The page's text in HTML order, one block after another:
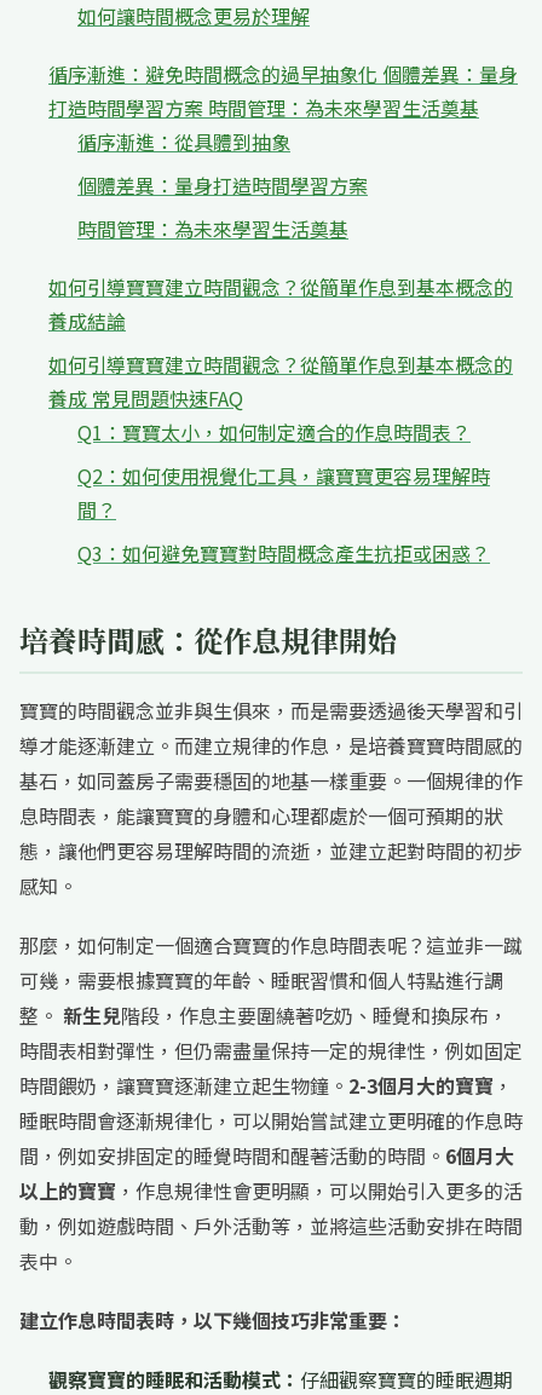
如何讓時間概念更易於理解
循序漸進：避免時間概念的過早抽象化 個體差異：量身
打造時間學習方案 時間管理：為未來學習生活奠基
循序漸進：從具體到抽象
個體差異：量身打造時間學習方案
時間管理：為未來學習生活奠基
如何引導寶寶建立時間觀念？從簡單作息到基本概念的
養成結論
如何引導寶寶建立時間觀念？從簡單作息到基本概念的
養成 常見問題快速FAQ
Q1：寶寶太小，如何制定適合的作息時間表？
Q2：如何使用視覺化工具，讓寶寶更容易理解時
間？
Q3：如何避免寶寶對時間概念產生抗拒或困惑？
培養時間感：從作息規律開始
寶寶的時間觀念並非與生俱來，而是需要透過後天學習和引
導才能逐漸建立。而建立規律的作息，是培養寶寶時間感的
基石，如同蓋房子需要穩固的地基一樣重要。一個規律的作
息時間表，能讓寶寶的身體和心理都處於一個可預期的狀
態，讓他們更容易理解時間的流逝，並建立起對時間的初步
感知。
那麼，如何制定一個適合寶寶的作息時間表呢？這並非一蹴
可幾，需要根據寶寶的年齡、睡眠習慣和個人特點進行調
整。 新生兒階段，作息主要圍繞著吃奶、睡覺和換尿布，
時間表相對彈性，但仍需盡量保持一定的規律性，例如固定
時間餵奶，讓寶寶逐漸建立起生物鐘。 2-3個月大的寶寶 ，
睡眠時間會逐漸規律化，可以開始嘗試建立更明確的作息時
間，例如安排固定的睡覺時間和醒著活動的時間。 6個月大
以上的寶寶 ，作息規律性會更明顯，可以開始引入更多的活
動，例如遊戲時間、戶外活動等，並將這些活動安排在時間
表中。
建立作息時間表時，以下幾個技巧非常重要：
觀察寶寶的睡眠和活動模式： 仔細觀察寶寶的睡眠週期